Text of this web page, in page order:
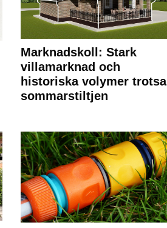
Marknadskoll: Stark
villamarknad och
historiska volymer
sommarstiltjen